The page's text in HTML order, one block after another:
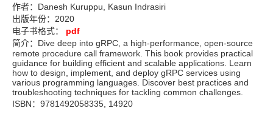
作者：Danesh Kuruppu, Kasun Indrasiri
出版年份：2020
电子书格式：
pdf
简介：Dive deep into gRPC, a high-performance, open-source
remote procedure call framework. This book provides practical
guidance for building efficient and scalable applications. Learn
how to design, implement, and deploy gRPC services using
various programming languages. Discover best practices and
troubleshooting techniques for tackling common challenges.
ISBN：9781492058335, 14920